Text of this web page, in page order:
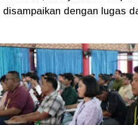
disampaikan dengan lugas